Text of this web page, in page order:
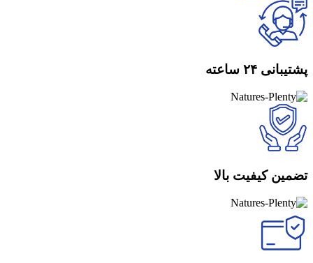
پشتیبانی ۲۴ ساعته
تضمین کیفیت بالا